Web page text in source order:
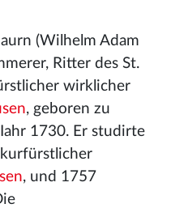
(Wilhelm Adam
Ritter des St.
wirklicher
, geboren zu
1730. Er studirte
, und 1757